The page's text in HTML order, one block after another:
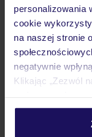
personalizowania
cookie
na naszej stronie
negatywnie
Klikając „Zezwól
personalizować
Pokoje
Wyżywienie